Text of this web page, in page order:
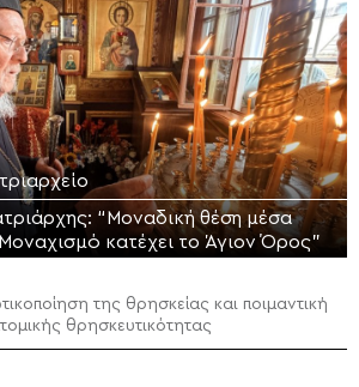
“Μοναδική θέση μέσα
κατέχει το Άγιον Όρος”
της θρησκείας και ποιμαντική
θρησκευτικότητας